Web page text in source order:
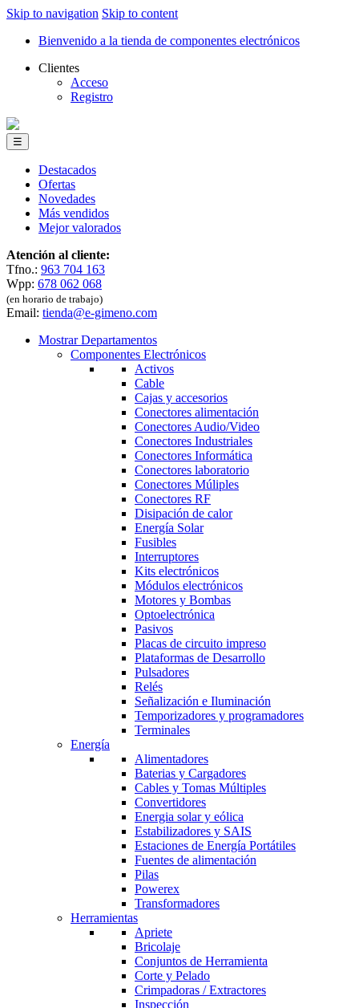
Skip to navigation Skip to content
Bienvenido a la tienda de componentes electrónicos
Clientes
Acceso
Registro
☰
Destacados
Ofertas
Novedades
Más vendidos
Mejor valorados
Atención al cliente:
Tfno.: 963 704 163
Wpp: 678 062 068
(en horario de trabajo)
Email: tienda@e-gimeno.com
Mostrar Departamentos
Componentes Electrónicos
Activos
Cable
Cajas y accesorios
Conectores alimentación
Conectores Audio/Video
Conectores Industriales
Conectores Informática
Conectores laboratorio
Conectores Múliples
Conectores RF
Disipación de calor
Energía Solar
Fusibles
Interruptores
Kits electrónicos
Módulos electrónicos
Motores y Bombas
Optoelectrónica
Pasivos
Placas de circuito impreso
Plataformas de Desarrollo
Pulsadores
Relés
Señalización e Iluminación
Temporizadores y programadores
Terminales
Energía
Alimentadores
Baterias y Cargadores
Cables y Tomas Múltiples
Convertidores
Energia solar y eólica
Estabilizadores y SAIS
Estaciones de Energía Portátiles
Fuentes de alimentación
Pilas
Powerex
Transformadores
Herramientas
Apriete
Bricolaje
Conjuntos de Herramienta
Corte y Pelado
Crimpadoras / Extractores
Inspección